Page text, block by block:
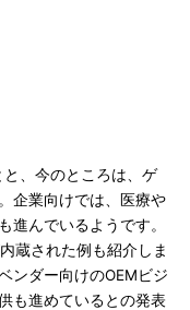
、今のところは、ゲ
企業向けでは、医療や
進んでいるようです。
蔵された例も紹介しま
ンダー向けのOEMビジ
も進めているとの発表